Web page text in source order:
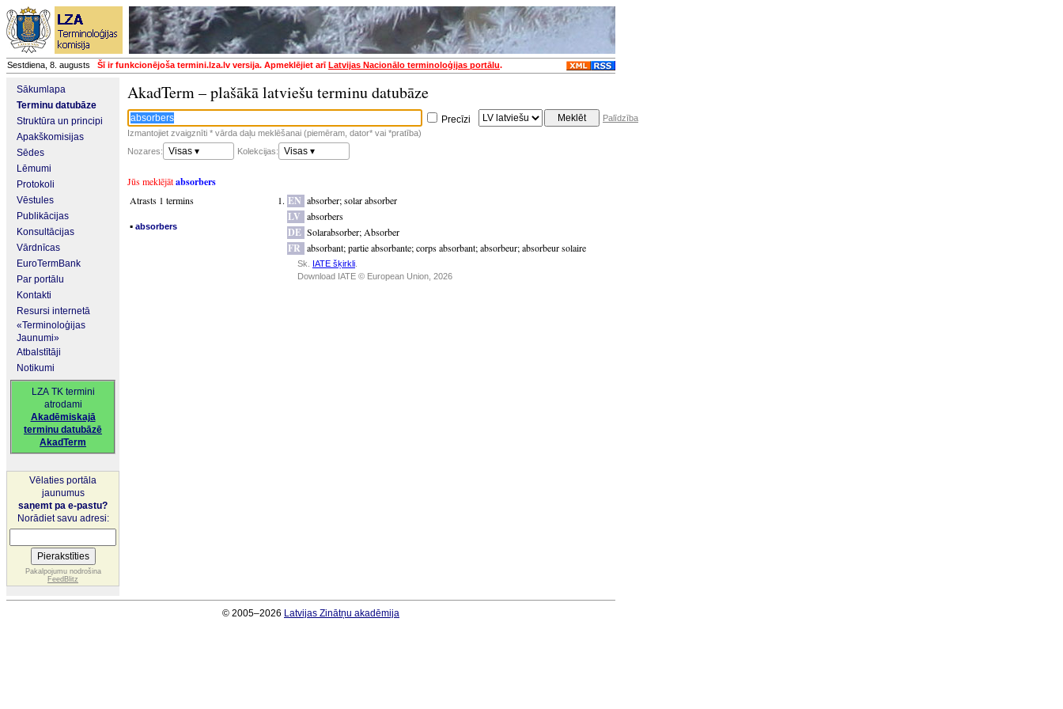
Sestdiena, 8. augusts Šī ir funkcionējoša termini.lza.lv versija. Apmeklējiet arīLatvijas Nacionālo terminoloģijas portālu.
Sākumlapa
Terminu datubāze
Struktūra un principi
Apakškomisijas
Sēdes
Lēmumi
Protokoli
Vēstules
Publikācijas
Konsultācijas
Vārdnīcas
EuroTermBank
Par portālu
Kontakti
Resursi internetā
«Terminoloģijas
Jaunumi»
Atbalstītāji
Notikumi
LZA TK termini
atrodami
Akadēmiskajā
terminu datubāzē
AkadTerm
Vēlaties portāla
jaunumus
saņemt pa e-pastu?
Norādiet savu adresi:
Pakalpojumu nodrošina
FeedBlitz
AkadTerm – plašākā latviešu terminu datubāze
Precīzi
Palīdzība
Izmantojiet zvaigznīti * vārda daļu meklēšanai (piemēram, dator* vai *pratība)
Nozares:
Visas ▾ Kolekcijas: Visas ▾
Jūs meklējātabsorbers
Atrasts 1 termins
▪ absorbers
EN absorber;solar absorber
LV absorbers
DE Solarabsorber; Absorber
FR absorbant;partie absorbante;corps absorbant;absorbeur;absorbeur solaire
Sk. IATE šķirkli
Download IATE © European Union, 2026
© 2005–2026 Latvijas Zinātņu akadēmija